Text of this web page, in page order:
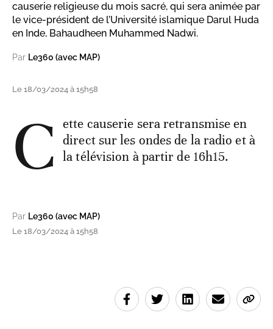
causerie religieuse du mois sacré, qui sera animée par
le vice-président de l’Université islamique Darul Huda
en Inde, Bahaudheen Muhammed Nadwi.
Par Le360 (avec MAP)
Le 18/03/2024 à 15h58
C ette causerie sera retransmise en
direct sur les ondes de la radio et à
la télévision à partir de 16h15.
Par Le360 (avec MAP)
Le 18/03/2024 à 15h58